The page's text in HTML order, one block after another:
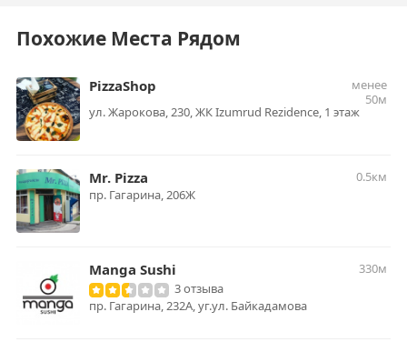
Похожие Места Рядом
PizzaShop
менее
50м
ул. ​Жарокова, 230, ​ЖК Izumrud Rezidence, 1 этаж
Mr. Pizza
0.5км
пр. Гагарина, 206Ж
Manga Sushi
330м
3 отзыва
пр. Гагарина, 232А, уг.ул. Байкадамова